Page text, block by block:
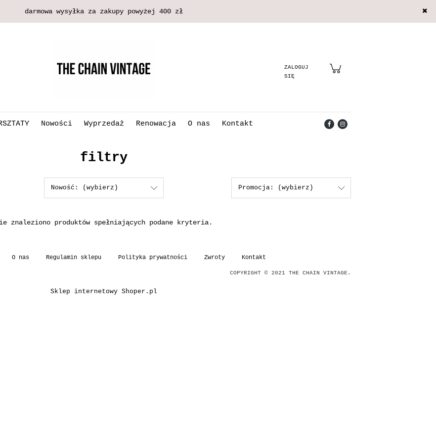
darmowa wysyłka za zakupy powyżej 400 zł
Nowości Wyprzedaż Renowacja O nas Kontakt
filtry
Nowość: (wybierz) Promocja: (wybierz)
znaleziono produktów spełniających podane kryteria.
O nas Regulamin sklepu Polityka prywatności Zwroty Kontakt
COPYRIGHT © 2021 THE CHAIN VINTAGE.
Sklep internetowy Shoper.pl